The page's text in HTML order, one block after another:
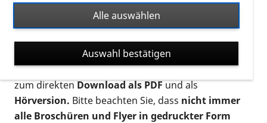
Ort. Nutzen Sie den Formatfilter, um ausschließlich
nach Flyern und Broschüren, Audios oder Videos zu
suchen. Die meisten Flyer und Broschüren werden in
verschiedenen Formaten angeboten: zur
postalischen Bestellung als gedruckte Variante
zum direktenDownload als PDFund als
Hörversion. Bitte beachten Sie, dass nicht immer
alle Broschüren und Flyer in gedruckter Form
Alle auswählen
Auswahl bestätigen